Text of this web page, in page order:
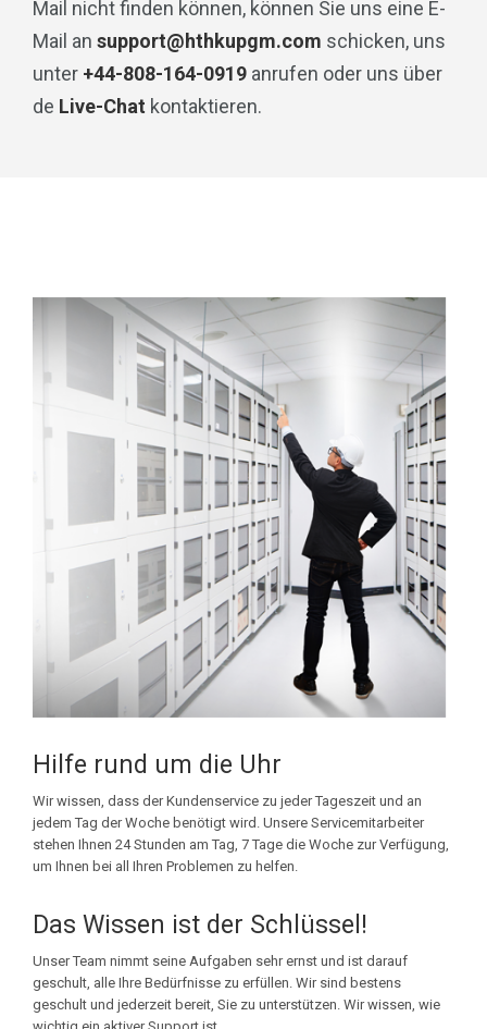
Mail nicht finden können, können Sie uns eine E-
Mail an support@hthkupgm.com schicken, uns
unter +44-808-164-0919 anrufen oder uns über
de Live-Chat kontaktieren.
Hilfe rund um die Uhr
Wir wissen, dass der Kundenservice zu jeder Tageszeit und an
jedem Tag der Woche benötigt wird. Unsere Servicemitarbeiter
stehen Ihnen 24 Stunden am Tag, 7 Tage die Woche zur Verfügung,
um Ihnen bei all Ihren Problemen zu helfen.
Das Wissen ist der Schlüssel!
Unser Team nimmt seine Aufgaben sehr ernst und ist darauf
geschult, alle Ihre Bedürfnisse zu erfüllen. Wir sind bestens
geschult und jederzeit bereit, Sie zu unterstützen. Wir wissen, wie